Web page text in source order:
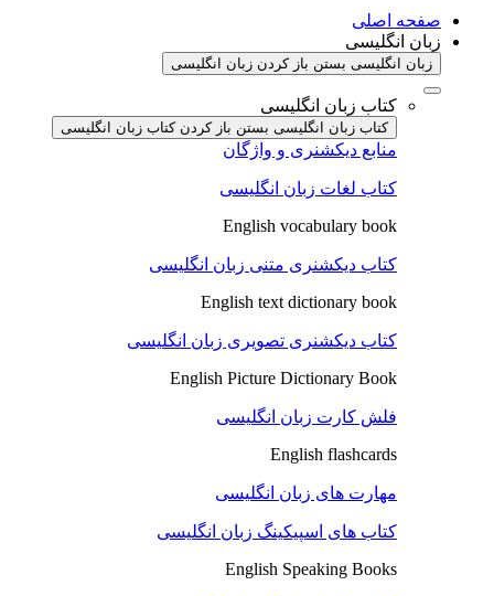
صفحه اصلی
زبان انگلیسی
زبان انگلیسی بستن باز کردن زبان انگلیسی
کتاب زبان انگلیسی
کتاب زبان انگلیسی بستن باز کردن کتاب زبان انگلیسی
منابع دیکشنری و واژگان
کتاب لغات زبان انگلیسی
English vocabulary book
کتاب دیکشنری متنی زبان انگلیسی
English text dictionary book
کتاب دیکشنری تصویری زبان انگلیسی
English Picture Dictionary Book
فلش کارت زبان انگلیسی
English flashcards
مهارت های زبان انگلیسی
کتاب های اسپیکینگ زبان انگلیسی
English Speaking Books